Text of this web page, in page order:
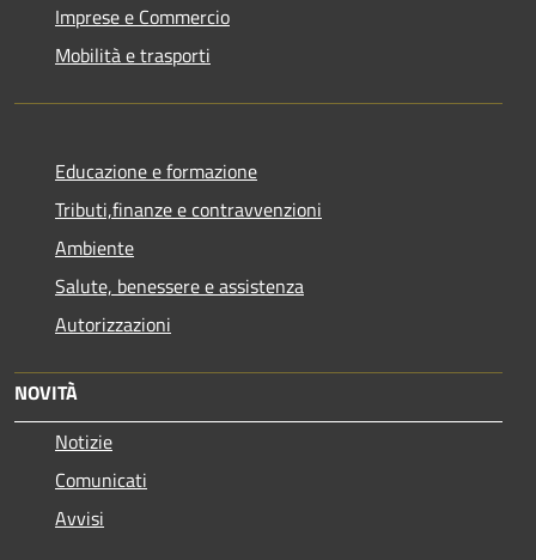
Imprese e Commercio
Mobilità e trasporti
Educazione e formazione
Tributi,finanze e contravvenzioni
Ambiente
Salute, benessere e assistenza
Autorizzazioni
NOVITÀ
Notizie
Comunicati
Avvisi